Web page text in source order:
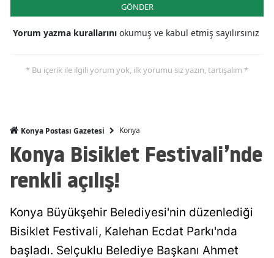
Kayseri
Kırşehir
Kütahya
Kahramanmaraş
Mardin
GÖNDER
Yorum yazma kurallarını okumuş ve kabul etmiş sayılırsınız
* Bu içerik ile ilgili yorum yok, ilk yorumu siz yazın, tartışalım *
Konya Postası Gazetesi Konya
Konya Bisiklet Festivali’nde
renkli açılış!
Konya Büyükşehir Belediyesi'nin düzenlediği
Bisiklet Festivali, Kalehan Ecdat Parkı'nda
başladı. Selçuklu Belediye Başkanı Ahmet